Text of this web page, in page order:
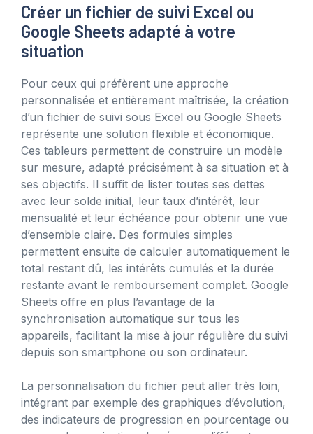
Créer un fichier de suivi Excel ou
Google Sheets adapté à votre
situation
Pour ceux qui préfèrent une approche
personnalisée et entièrement maîtrisée, la création
d’un fichier de suivi sous Excel ou Google Sheets
représente une solution flexible et économique.
Ces tableurs permettent de construire un modèle
sur mesure, adapté précisément à sa situation et à
ses objectifs. Il suffit de lister toutes ses dettes
avec leur solde initial, leur taux d’intérêt, leur
mensualité et leur échéance pour obtenir une vue
d’ensemble claire. Des formules simples
permettent ensuite de calculer automatiquement le
total restant dû, les intérêts cumulés et la durée
restante avant le remboursement complet. Google
Sheets offre en plus l’avantage de la
synchronisation automatique sur tous les
appareils, facilitant la mise à jour régulière du suivi
depuis son smartphone ou son ordinateur.
La personnalisation du fichier peut aller très loin,
intégrant par exemple des graphiques d’évolution,
des indicateurs de progression en pourcentage ou